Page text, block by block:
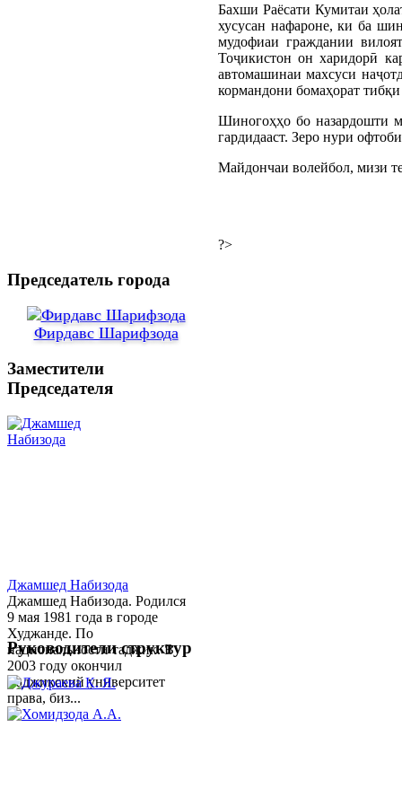
Бахши Раёсати Кумитаи
хусусан нафароне, ки ба
мудофиаи граждании
Тоҷикистон он харидорӣ
автомашинаи махсуси
кормандони бомаҳорат
Шиногоҳҳо бо назардошти
гардидааст. Зеро нури
Майдончаи волейбол, мизи
?>
Председатель города
Фирдавс Шарифзода
Заместители
Председателя
Джамшед Набизода
Джамшед Набизода. Родился
9 мая 1981 года в городе
Худжанде. По
национальности таджик. В
2003 году окончил
Таджикский университет
права, биз...
Руководители структур